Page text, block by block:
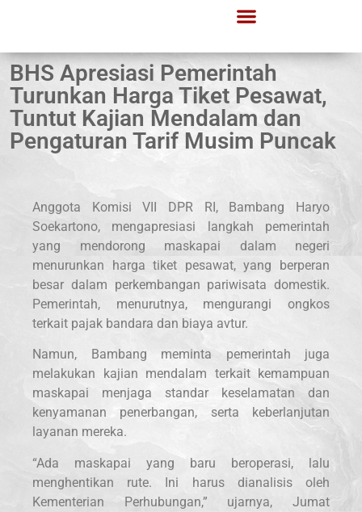
BHS Apresiasi Pemerintah
Turunkan Harga Tiket Pesawat,
Tuntut Kajian Mendalam dan
Pengaturan Tarif Musim Puncak
Anggota Komisi VII DPR RI, Bambang Haryo
Soekartono, mengapresiasi langkah pemerintah
yang mendorong maskapai dalam negeri
menurunkan harga tiket pesawat, yang berperan
besar dalam perkembangan pariwisata domestik.
Pemerintah, menurutnya, mengurangi ongkos
terkait pajak bandara dan biaya avtur.
Namun, Bambang meminta pemerintah juga
melakukan kajian mendalam terkait kemampuan
maskapai menjaga standar keselamatan dan
kenyamanan penerbangan, serta keberlanjutan
layanan mereka.
“Ada maskapai yang baru beroperasi, lalu
menghentikan rute. Ini harus dianalisis oleh
Kementerian Perhubungan,” ujarnya, Jumat